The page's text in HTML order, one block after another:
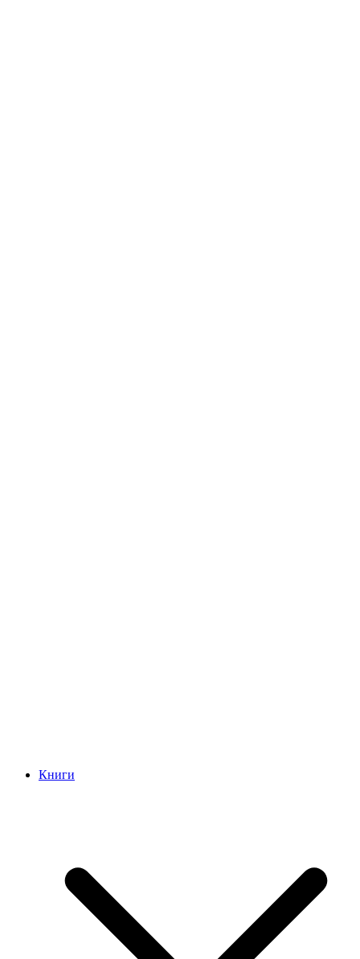
Книги